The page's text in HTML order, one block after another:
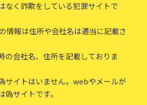
なく詐欺をしている犯罪サイトで
情報は住所や会社名は適当に記載さ
の会社名、住所を記載しておりま
サイトはいません。webやメールが
偽サイトです。